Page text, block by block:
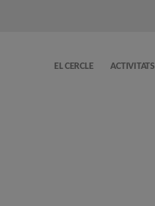
EL CERCLE ACTIVITATS